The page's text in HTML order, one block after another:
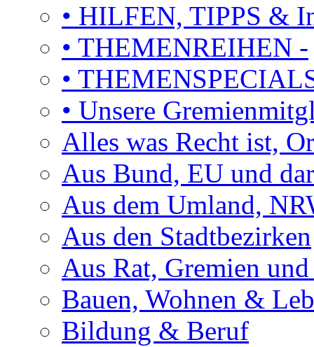
• HILFEN, TIPPS &
• THEMENREIHEN -
•
• Unsere
Alles was Recht ist,
Aus Bund, EU und
Aus dem Umland,
Aus den Stadtbezirken
Aus Rat, Gremien
Bauen, Wohnen &
Bildung & Beruf